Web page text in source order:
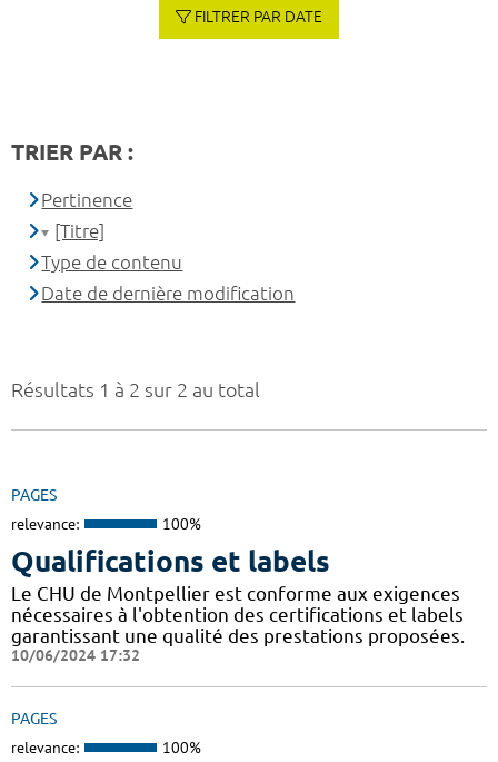
Résultats 1 à 2 sur 2 au total
PAGES
relevance: 100%
Qualifications et labels
Le CHU de Montpellier est conforme aux exigences
nécessaires à l'obtention des certifications et labels
garantissant une qualité des prestations proposées.
10/06/2024 17:32
PAGES
relevance: 100%
FILTRER PAR DATE
TRIER PAR :
Pertinence
[Titre]
Type de contenu
Date de dernière modification